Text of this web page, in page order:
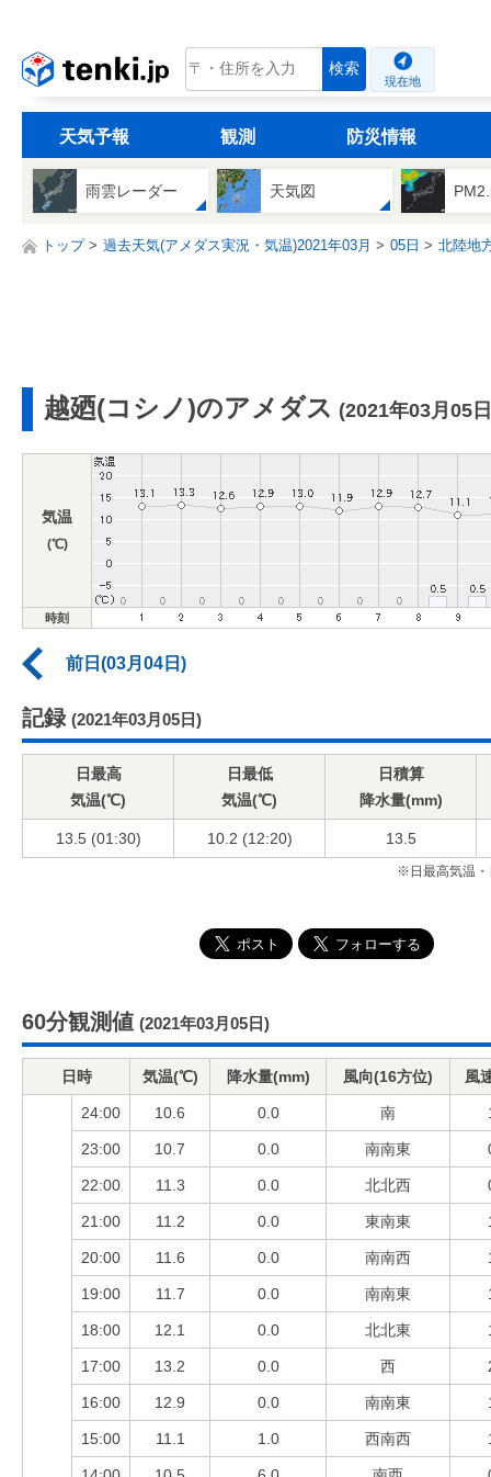
tenki.jp 検索
現在地
天気予報 観測 防災情報
雨雲レーダー 天気図
トップ 過去天気(アメダス実況・気温)2021年03月 05日 北陸地
越廼(コシノ)のアメダス (2021年03月05
気温
(℃)
時刻
前日(03月04日)
記録 (2021年03月05日)
日最高
気温(℃)
日最低
気温(℃)
日積算
降水量(mm)
13.5 (01:30) 10.2 (12:20) 13.5
※日最高気温・
60分観測値 (2021年03月05日)
日時 気温(℃) 降水量(mm) 風向(16方位) 風
24:00 10.6 0.0 南
23:00 10.7 0.0 南南東
22:00 11.3 0.0 北北西
21:00 11.2 0.0 東南東
20:00 11.6 0.0 南南西
19:00 11.7 0.0 南南東
18:00 12.1 0.0 北北東
17:00 13.2 0.0 西
16:00 12.9 0.0 南南東
15:00 11.1 1.0 西南西